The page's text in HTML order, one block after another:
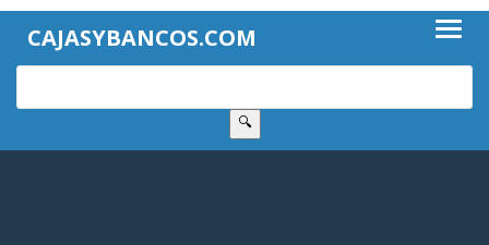
CAJASYBANCOS.COM
🔍